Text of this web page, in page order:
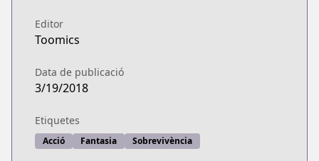
Editor
Toomics
Data de publicació
3/19/2018
Etiquetes
Acció Fantasia Sobrevivència